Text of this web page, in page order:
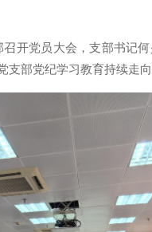
开党员大会，支部书记
部党纪学习教育持续走向